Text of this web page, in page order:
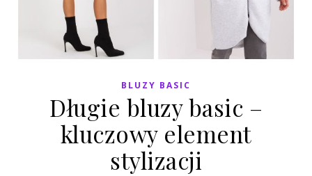
BLUZY BASIC
Długie bluzy basic –
kluczowy element
stylizacji